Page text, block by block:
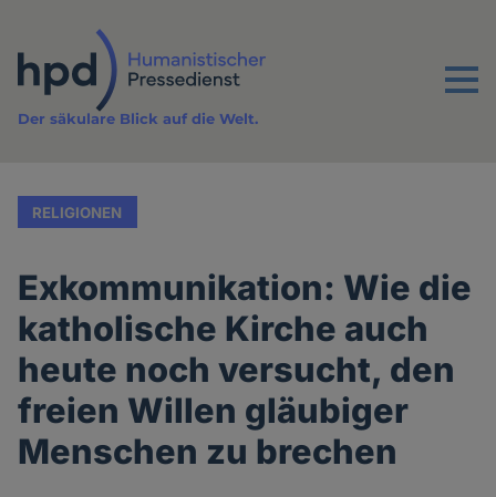
Inhalt
Menu
Der säkulare Blick auf die Welt.
RELIGIONEN
Exkommunikation: Wie die
katholische Kirche auch
heute noch versucht, den
freien Willen gläubiger
Menschen zu brechen